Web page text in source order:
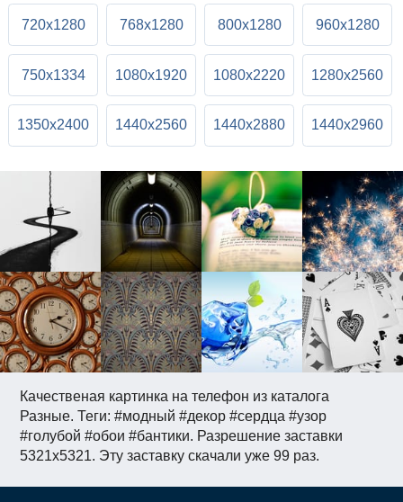
Качественая картинка на телефон из каталога
Разные. Теги: #модный #декор #сердца #узор
#голубой #обои #бантики. Разрешение заставки
5321x5321. Эту заставку скачали уже 99 раз.
720x1280 768x1280 800x1280 960x1280
750x1334 1080x1920 1080x2220 1280x2560
1350x2400 1440x2560 1440x2880 1440x2960